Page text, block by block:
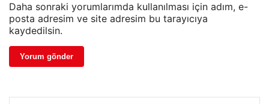
Daha sonraki yorumlarımda kullanılması için adım, e-
posta adresim ve site adresim bu tarayıcıya
kaydedilsin.